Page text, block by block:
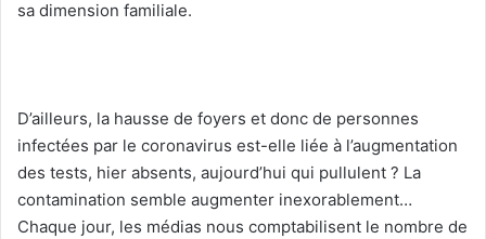
sa dimension familiale.
D’ailleurs, la hausse de foyers et donc de personnes
infectées par le coronavirus est-elle liée à l’augmentation
des tests, hier absents, aujourd’hui qui pullulent ? La
contamination semble augmenter inexorablement…
Chaque jour, les médias nous comptabilisent le nombre de